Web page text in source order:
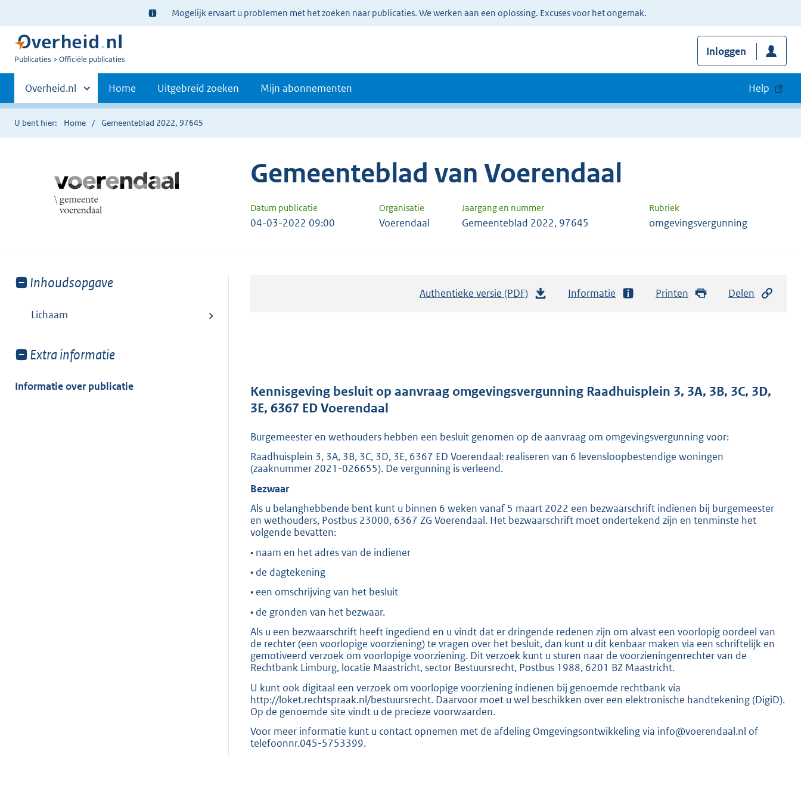
Ter
informatie:
Mogelijk ervaart u problemen met het zoeken naar publicaties. We werken aan een oplossing. Excuses voor het ongemak.
U
Publicaties Officiële publicaties
Inloggen
Primaire
navigatie
Andere
sites
binnen
Overheid.nl Home Uitgebreid zoeken Mijn abonnementen Help
U bent hier: Home Gemeenteblad 2022, 97645
Gemeenteblad van Voerendaal
Datum publicatie Organisatie Jaargang en nummer Rubriek
04-03-2022 09:00 Voerendaal Gemeenteblad 2022, 97645 omgevingsvergunning
Toon
van:
Inhoudsopgave
Lichaam
Toon
van:
Extra informatie
Informatie over publicatie
Authentieke versie (PDF)
d
o
e
Informatie Printen Delen
Kennisgeving besluit op aanvraag omgevingsvergunning Raadhuisplein 3, 3A, 3B, 3C, 3D,
3E, 6367 ED Voerendaal
Burgemeester en wethouders hebben een besluit genomen op de aanvraag om omgevingsvergunning voor:
Raadhuisplein 3, 3A, 3B, 3C, 3D, 3E, 6367 ED Voerendaal: realiseren van 6 levensloopbestendige woningen
(zaaknummer 2021-026655). De vergunning is verleend.
Bezwaar
Als u belanghebbende bent kunt u binnen 6 weken vanaf 5 maart 2022 een bezwaarschrift indienen bij burgemeester
en wethouders, Postbus 23000, 6367 ZG Voerendaal. Het bezwaarschrift moet ondertekend zijn en tenminste het
volgende bevatten:
• naam en het adres van de indiener
• de dagtekening
• een omschrijving van het besluit
• de gronden van het bezwaar.
Als u een bezwaarschrift heeft ingediend en u vindt dat er dringende redenen zijn om alvast een voorlopig oordeel van
de rechter (een voorlopige voorziening) te vragen over het besluit, dan kunt u dit kenbaar maken via een schriftelijk en
gemotiveerd verzoek om voorlopige voorziening. Dit verzoek kunt u sturen naar de voorzieningenrechter van de
Rechtbank Limburg, locatie Maastricht, sector Bestuursrecht, Postbus 1988, 6201 BZ Maastricht.
U kunt ook digitaal een verzoek om voorlopige voorziening indienen bij genoemde rechtbank via
http://loket.rechtspraak.nl/bestuursrecht. Daarvoor moet u wel beschikken over een elektronische handtekening (DigiD).
Op de genoemde site vindt u de precieze voorwaarden.
Voor meer informatie kunt u contact opnemen met de afdeling Omgevingsontwikkeling via info@voerendaal.nl of
telefoonnr.045-5753399.